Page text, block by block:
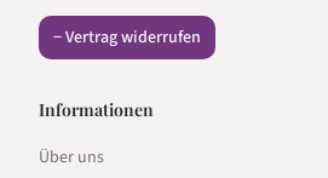
− Vertrag widerrufen
Informationen
Über uns